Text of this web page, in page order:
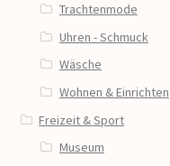
Trachtenmode
Uhren - Schmuck
Wäsche
Wohnen & Einrichten
Freizeit & Sport
Museum